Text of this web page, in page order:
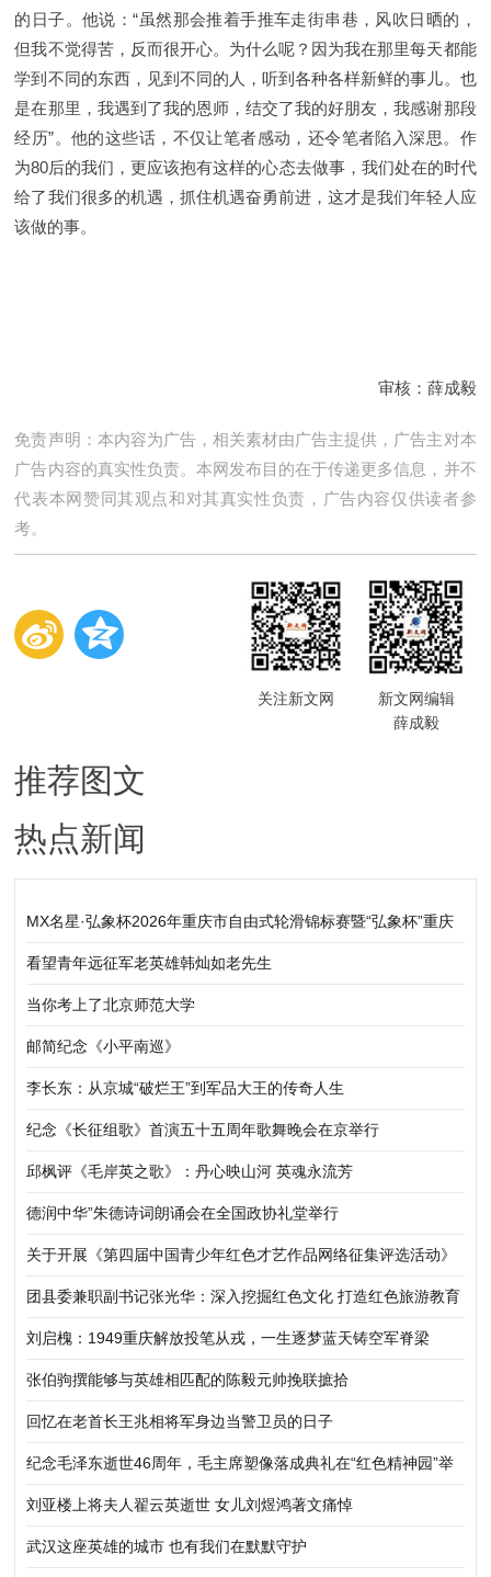
的日子。他说：“虽然那会推着手推车走街串巷，风吹日晒的，
但我不觉得苦，反而很开心。为什么呢？因为我在那里每天都能
学到不同的东西，见到不同的人，听到各种各样新鲜的事儿。也
是在那里，我遇到了我的恩师，结交了我的好朋友，我感谢那段
经历”。他的这些话，不仅让笔者感动，还令笔者陷入深思。作
为80后的我们，更应该抱有这样的心态去做事，我们处在的时代
给了我们很多的机遇，抓住机遇奋勇前进，这才是我们年轻人应
该做的事。
审核：薛成毅
免责声明：本内容为广告，相关素材由广告主提供，广告主对本
广告内容的真实性负责。本网发布目的在于传递更多信息，并不
代表本网赞同其观点和对其真实性负责，广告内容仅供读者参
考。
关注新文网
新文网编辑
薛成毅
推荐图文
热点新闻
MX名星·弘象杯2026年重庆市自由式轮滑锦标赛暨“弘象杯”重庆
市轮滑公开赛（铜梁站）圆满落幕
看望青年远征军老英雄韩灿如老先生
当你考上了北京师范大学
邮简纪念《小平南巡》
李长东：从京城“破烂王”到军品大王的传奇人生
纪念《长征组歌》首演五十五周年歌舞晚会在京举行
邱枫评《毛岸英之歌》：丹心映山河 英魂永流芳
德润中华”朱德诗词朗诵会在全国政协礼堂举行
关于开展《第四届中国青少年红色才艺作品网络征集评选活动》
的启事
团县委兼职副书记张光华：深入挖掘红色文化 打造红色旅游教育
基地
刘启槐：1949重庆解放投笔从戎，一生逐梦蓝天铸空军脊梁
张伯驹撰能够与英雄相匹配的陈毅元帅挽联摭拾
回忆在老首长王兆相将军身边当警卫员的日子
纪念毛泽东逝世46周年，毛主席塑像落成典礼在“红色精神园”举
行
刘亚楼上将夫人翟云英逝世 女儿刘煜鸿著文痛悼
武汉这座英雄的城市 也有我们在默默守护